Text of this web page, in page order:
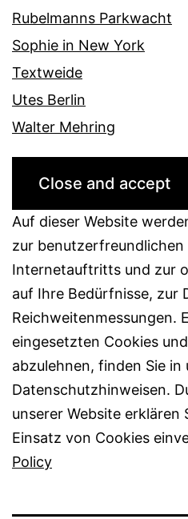
Rubelmanns Parkwacht
Sophie in New York
Textweide
Utes Berlin
Walter Mehring
Auf dieser Website
zur benutzerfreundlichen
Internetauftritts und zur
auf Ihre Bedürfnisse, zur
Reichweitenmessungen.
eingesetzten Cookies
abzulehnen, finden Sie in
Datenschutzhinweisen.
unserer Website erklären
Einsatz von Cookies
Policy